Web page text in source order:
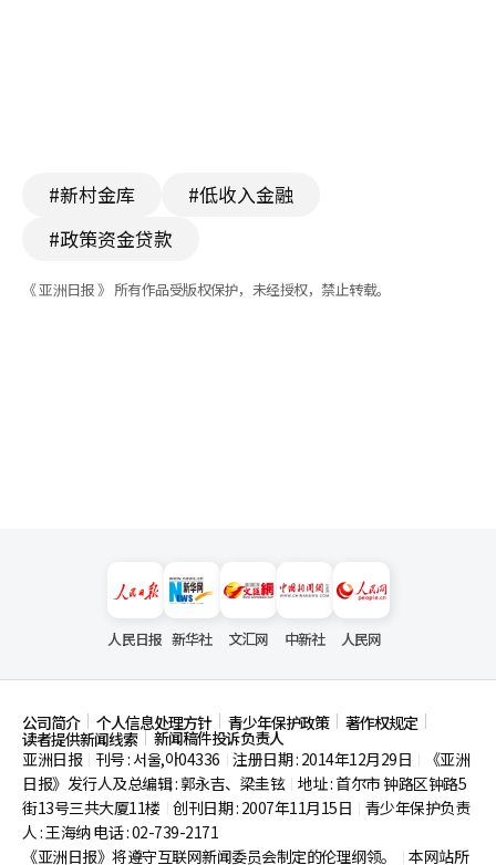
#新村金库
#低收入金融
#政策资金贷款
《 亚洲日报 》 所有作品受版权保护，未经授权，禁止转载。
人民日报 新华社 文汇网 中新社 人民网
公司简介 个人信息处理方针 青少年保护政策 著作权规定
读者提供新闻线索
新闻稿件投诉负责人
亚洲日报
刊号 : 서울,아04336 注册日期 : 2014年12月29日
《亚洲
日报》发行人及总编辑 : 郭永吉、梁圭铉 地址 : 首尔市钟路区钟路5
街13号三共大厦11楼 创刊日期 : 2007年11月15日
青少年保护负责
人 : 王海纳 电话 : 02-739-2171
《亚洲日报》将遵守互联网新闻委员会制定的伦理纲领。
本网站所